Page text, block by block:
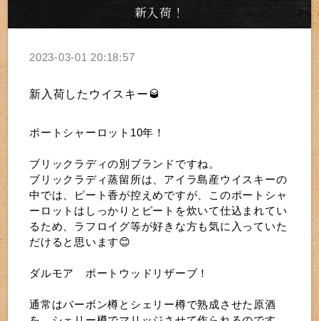
新入荷！
2023-03-01 20:18:57
新入荷したウイスキー🥃
ポートシャーロット10年！
ブリックラディの別ブランドですね。
ブリックラディ蒸留所は、アイラ島産ウイスキーの
中では、ピート香が控えめですが、このポートシャ
ーロットはしっかりとピートを炊いて仕込まれてい
るため、ラフロイグ等が好きな方も気に入っていた
だけると思います😊
ダルモア ポートウッドリザーブ！
通常はバーボン樽とシェリー樽で熟成させた原酒